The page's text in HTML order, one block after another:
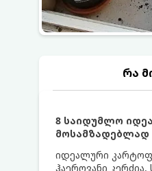
რა
8 საიდუმლო
მოსამზადებლად
იდეალური
ჰაეროვანი